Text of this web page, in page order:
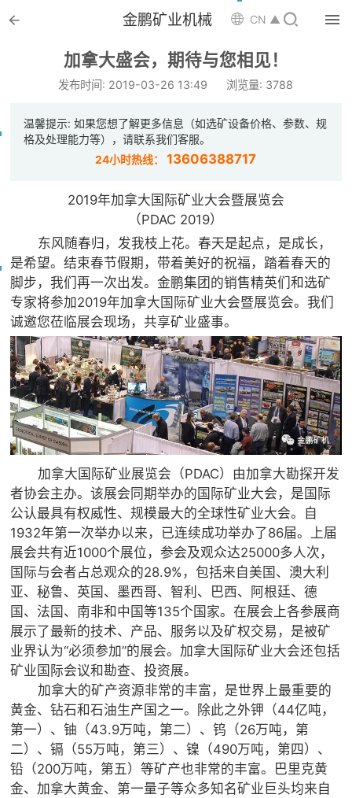
 金鹏矿业机械 CN ▲ 
加拿大盛会，期待与您相见！
发布时间: 2019-03-26 13:49 浏览量: 3788
温馨提示: 如果您想了解更多信息（如选矿设备价格、参数、规
格及处理能力等），请联系我们客服。
24小时热线：13606388717
2019年加拿大国际矿业大会暨展览会
（PDAC 2019）
东风随春归，发我枝上花。春天是起点，是成长，
是希望。结束春节假期，带着美好的祝福，踏着春天的
脚步，我们再一次出发。金鹏集团的销售精英们和选矿
专家将参加2019年加拿大国际矿业大会暨展览会。我们
诚邀您莅临展会现场，共享矿业盛事。
加拿大国际矿业展览会（PDAC）由加拿大勘探开发
者协会主办。该展会同期举办的国际矿业大会，是国际
公认最具有权威性、规模最大的全球性矿业大会。自
1932年第一次举办以来，已连续成功举办了86届。上届
展会共有近1000个展位，参会及观众达25000多人次，
国际与会者占总观众的28.9%，包括来自美国、澳大利
亚、秘鲁、英国、墨西哥、智利、巴西、阿根廷、德
国、法国、南非和中国等135个国家。在展会上各参展商
展示了最新的技术、产品、服务以及矿权交易，是被矿
业界认为“必须参加”的展会。加拿大国际矿业大会还包括
矿业国际会议和勘查、投资展。
加拿大的矿产资源非常的丰富，是世界上最重要的
黄金、钻石和石油生产国之一。除此之外钾（44亿吨，
第一）、铀（43.9万吨，第二）、钨（26万吨，第
二）、镉（55万吨，第三）、镍（490万吨，第四）、
铅（200万吨，第五）等矿产也非常的丰富。巴里克黄
金、加拿大黄金、第一量子等众多知名矿业巨头均来自

 选矿设备
 配件耗材

 选矿总包
 案例中心
 服务体系
 新闻中心
 矿山设计院
 选矿实验室
 关于金鹏
发展历程
企业文化
专家团队
 联系我们